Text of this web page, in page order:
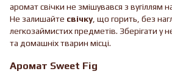
аромат свічки не змішувався з вугіллям на
Не залишайте свічку, що горить, без
легкозаймистих предметів. Зберігати у
та домашніх тварин місці.
Аромат Sweet Fig